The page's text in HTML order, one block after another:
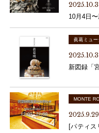
2025.10.3
10月4日
眞葛ミュー
2025.10.3
新図録「
MONTE
2025.9.29
[パティ